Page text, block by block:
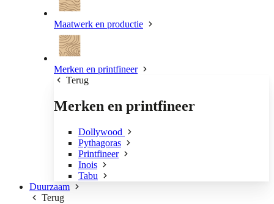
Maatwerk en productie
Merken en printfineer
Terug
Merken en printfineer
Dollywood
Pythagoras
Printfineer
Inois
Tabu
Duurzaam
Terug